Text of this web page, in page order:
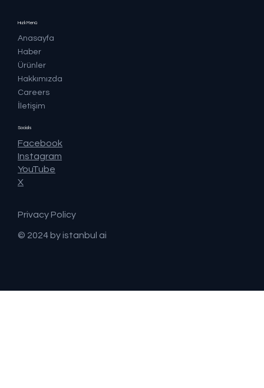
Hızlı Menü
Anasayfa
Haber
Ürünler
Hakkımızda
Careers
İletişim
Socials
Facebook
Instagram
YouTube
X
© 2024 by istanbul ai
Privacy Policy